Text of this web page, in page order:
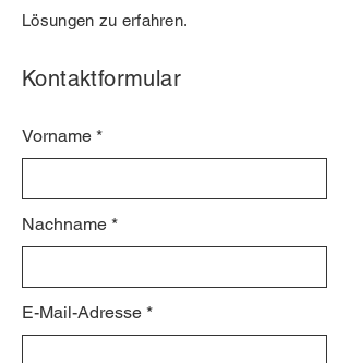
Lösungen zu erfahren.
Kontaktformular
Vorname
Nachname
E-Mail-Adresse